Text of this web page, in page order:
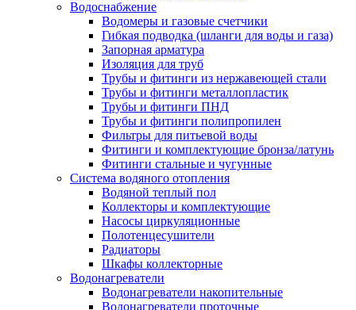
Водоснабжение
Водомеры и газовые счетчики
Гибкая подводка (шланги для воды и газа)
Запорная арматура
Изоляция для труб
Трубы и фитинги из нержавеющей стали
Трубы и фитинги металлопластик
Трубы и фитинги ПНД
Трубы и фитинги полипропилен
Фильтры для питьевой воды
Фитинги и комплектующие бронза/латунь
Фитинги стальные и чугунные
Система водяного отопления
Водяной теплый пол
Коллекторы и комплектующие
Насосы циркуляционные
Полотенцесушители
Радиаторы
Шкафы коллекторные
Водонагреватели
Водонагреватели накопительные
Водонагреватели проточные